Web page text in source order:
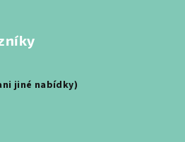
jiné nabídky)